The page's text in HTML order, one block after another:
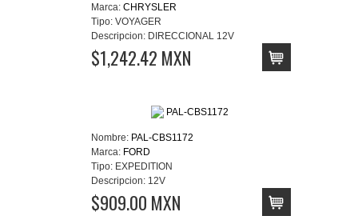
Marca: CHRYSLER
Tipo: VOYAGER
Descripcion: DIRECCIONAL 12V
$1,242.42 MXN
Nombre: PAL-CBS1172
Marca: FORD
Tipo: EXPEDITION
Descripcion: 12V
$909.00 MXN